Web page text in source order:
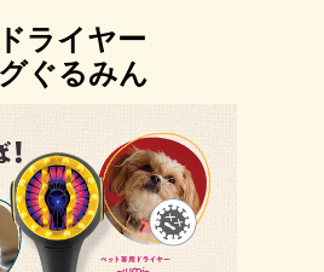
ライヤー
ぐるみん